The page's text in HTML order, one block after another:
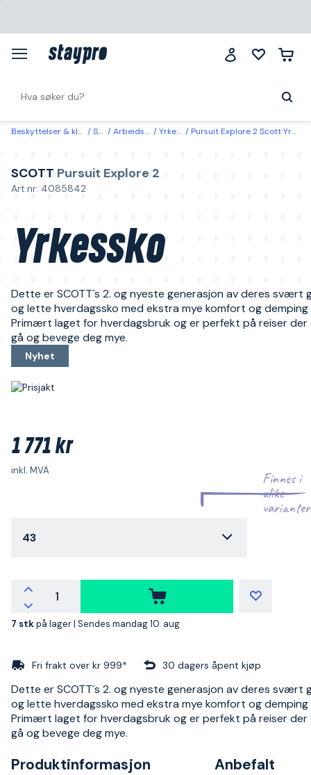
Beskyttelser & klær Sko Arbeidssko Yrkesko Pursuit Explore 2 Scott Yrkessko 43
SCOTT Pursuit Explore 2
Art.nr: 4085842
Yrkessko
Dette er SCOTT´s 2. og nyeste generasjon av deres svært
og lette hverdagssko med ekstra mye komfort og demping
Primært laget for hverdagsbruk og er perfekt på reiser der
gå og bevege deg mye.
Nyhet
1 771 kr
inkl. MVA
Finnes i
ulike
varianter
43
7 stkpå lager | Sendes mandag 10. aug
Fri frakt over kr 999* 30 dagers åpent kjøp
Dette er SCOTT´s 2. og nyeste generasjon av deres svært
og lette hverdagssko med ekstra mye komfort og demping
Primært laget for hverdagsbruk og er perfekt på reiser der
gå og bevege deg mye.
Produktinformasjon Anbefalt